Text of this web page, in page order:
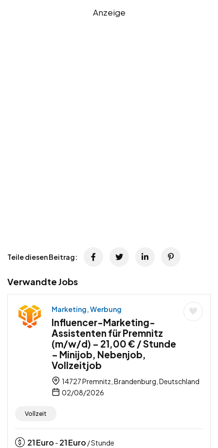
Anzeige
Teile diesen Beitrag:
Verwandte Jobs
Marketing, Werbung
Influencer-Marketing-
Assistenten für Premnitz
(m/w/d) – 21,00 € / Stunde
– Minijob, Nebenjob,
Vollzeitjob
14727 Premnitz, Brandenburg, Deutschland
02/08/2026
Vollzeit
21Euro - 21Euro / Stunde